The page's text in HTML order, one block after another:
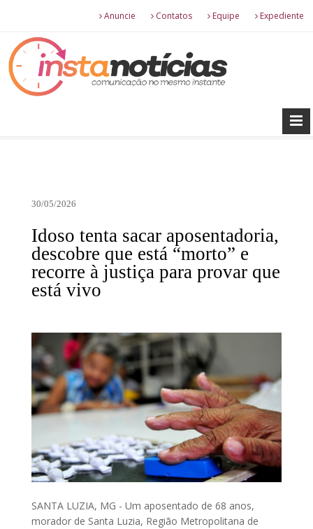
Anuncie Contatos Equipe Expediente
30/05/2026
Idoso tenta sacar aposentadoria,
descobre que está “morto” e
recorre à justiça para provar que
está vivo
SANTA LUZIA, MG - Um aposentado de 68 anos,
morador de Santa Luzia, Região Metropolitana de